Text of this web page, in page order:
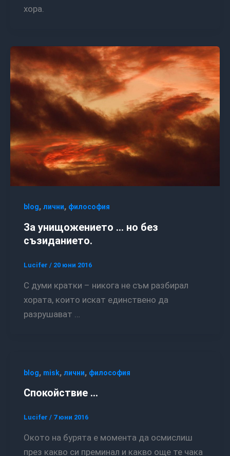
хора.
blog, лични, философия
За унищожението … но без
съзиданието.
Lucifer / 20 юни 2016
С думи кратки – никога не съм разбирал
хората, които искат единствено да
разрушават …
blog, misk, лични, философия
Спокойствие …
Lucifer / 7 юни 2016
Окото на бурята е момента да осмислиш
през какво си преминал и какво още те чака